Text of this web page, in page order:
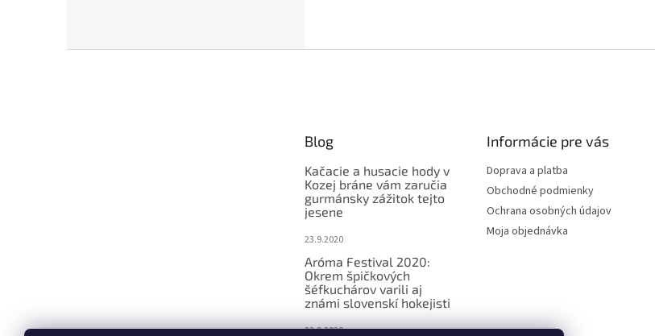
Blog
Kačacie a husacie hody v
Kozej bráne vám zaručia
gurmánsky zážitok tejto
jesene
23.9.2020
Aróma Festival 2020:
Okrem špičkových
šéfkuchárov varili aj
známi slovenskí hokejisti
23.9.2020
Informácie pre vás
Doprava a platba
Obchodné podmienky
Ochrana osobných údajov
Moja objednávka